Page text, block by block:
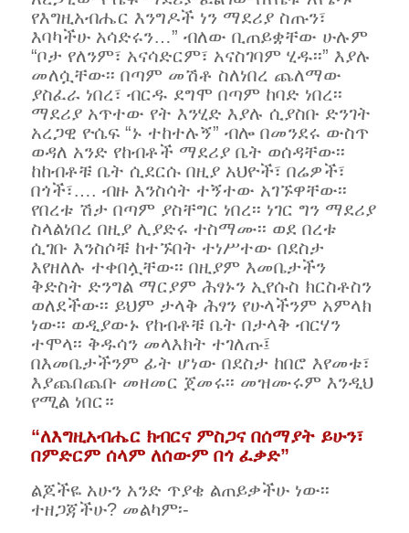
የእግዚአብሔር እንግዶች ነን ማደሪያ ስጡን፣
እባካችሁ አሳድሩን…” ብለው ቢጠይቋቸው ሁሉም
“ቦታ የለንም፣ አናሳድርም፣ አናስገባም ሂዱ፡፡” እያሉ
መለሷቸው፡፡ በጣም መሽቶ ስለነበረ ጨለማው
ያስፈራ ነበረ፣ ብርዱ ደግሞ በጣም ከባድ ነበረ፡፡
ማደሪያ አጥተው የት እንሂድ እያሉ ሲያስቡ ድንገት
አረጋዊ ዮሴፍ “ኑ ተከተሉኝ” ብሎ በመንደሩ ውስጥ
ወዳለ አንድ የከብቶች ማደሪያ ቤት ወሰዳቸው፡፡
ከከብቶቹ ቤት ሲደርሱ በዚያ አህዮች፣ በሬዎች፣
በጎች፣…. ብዙ እንስሳት ተኝተው አገኙዋቸው፡፡
የበረቱ ሽታ በጣም ያስቸግር ነበረ፡፡ ነገር ግን ማደሪያ
ስላልነበረ በዚያ ሊያድሩ ተስማሙ፡፡ ወደ በረቱ
ሲገቡ እንስሶቹ ከተኙበት ተነሥተው በደስታ
እየዘለሉ ተቀበሏቸው፡፡ በዚያም እመቤታችን
ቅድስት ድንግል ማርያም ሕፃኑን ኢየሱስ ክርስቶስን
ወለደችው፡፡ ይህም ታላቅ ሕፃን የሁላችንም አምላክ
ነው፡፡ ወዲያውኑ የከብቶቹ ቤት በታላቅ ብርሃን
ተሞላ፡፡ ቅዱሳን መላእክት ተገለጡ፤
በእመቤታችንም ፊት ሆነው በደስታ ከበሮ እየመቱ፣
እያጨበጨቡ መዘመር ጀመሩ፡፡ መዝሙሩም እንዲህ
የሚል ነበር።
“ለእግዚአብሔር ክብርና ምስጋና በሰማያት ይሁን፣
በምድርም ሰላም ለሰውም በጎ ፈቃድ”
ልጆችዬ አሁን አንድ ጥያቄ ልጠይቃችሁ ነው፡፡
ተዘጋጃችሁ? መልካም፡-